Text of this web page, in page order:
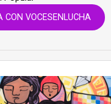
CON VOCESENLUCHA